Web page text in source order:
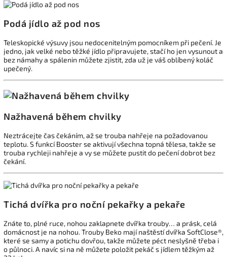
Podá jídlo až pod nos
Teleskopické výsuvy jsou nedocenitelným pomocníkem při pečení. Je
jedno, jak velké nebo těžké jídlo připravujete, stačí ho jen vysunout a
bez námahy a spálenin můžete zjistit, zda už je váš oblíbený koláč
upečený.
Nažhavená během chvilky
Neztrácejte čas čekáním, až se trouba nahřeje na požadovanou
teplotu. S funkcí Booster se aktivují všechna topná tělesa, takže se
trouba rychleji nahřeje a vy se můžete pustit do pečení dobrot bez
čekání.
Tichá dvířka pro noční pekařky a pekaře
Znáte to, plné ruce, nohou zaklapnete dvířka trouby… a prásk, celá
domácnost je na nohou. Trouby Beko mají naštěstí dvířka SoftClose®,
které se samy a potichu dovřou, takže můžete péct neslyšně třeba i
o půlnoci. A navíc si na ně můžete položit pekáč s jídlem těžkým až